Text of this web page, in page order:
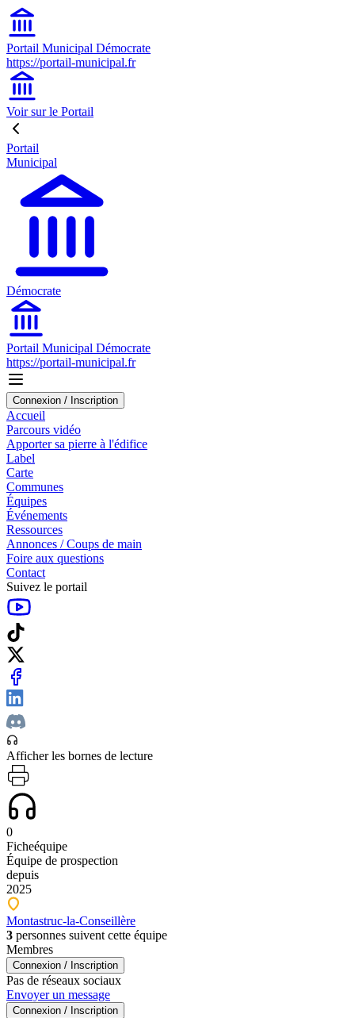
Portail Municipal Démocrate
https://portail-municipal.fr
Voir sur le Portail
Portail
Municipal
Démocrate
Portail Municipal Démocrate
https://portail-municipal.fr
Connexion / Inscription
Accueil
Parcours vidéo
Apporter sa pierre à l'édifice
Label
Carte
Communes
Équipes
Événements
Ressources
Annonces / Coups de main
Foire aux questions
Contact
Suivez le portail
Afficher les bornes de lecture
0
Ficheéquipe
Équipe de prospection
depuis
2025
Montastruc-la-Conseillère
3 personnes suivent cette équipe
Membres
Connexion / Inscription
Pas de réseaux sociaux
Envoyer un message
Connexion / Inscription